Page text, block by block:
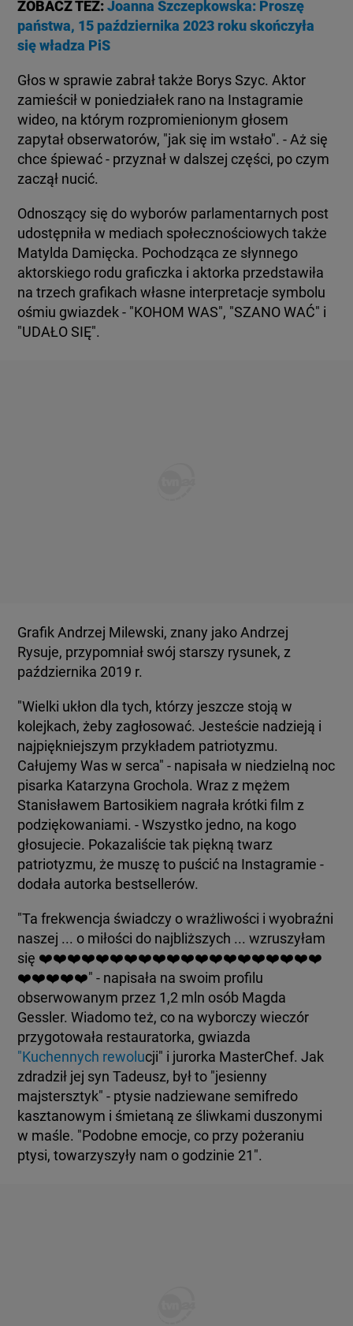
ZOBACZ TEŻ:Joanna Szczepkowska: Proszę
państwa, 15 października 2023 roku skończyła
się władza PiS
Głos w sprawie zabrał także Borys Szyc. Aktor
zamieścił w poniedziałek rano na Instagramie
wideo, na którym rozpromienionym głosem
zapytał obserwatorów, "jak się im wstało". - Aż się
chce śpiewać - przyznał w dalszej części, po czym
zaczął nucić.
Odnoszący się do wyborów parlamentarnych post
udostępniła w mediach społecznościowych także
Matylda Damięcka. Pochodząca ze słynnego
aktorskiego rodu graficzka i aktorka przedstawiła
na trzech grafikach własne interpretacje symbolu
ośmiu gwiazdek - "KOHOM WAS", "SZANO WAĆ" i
"UDAŁO SIĘ".
Grafik Andrzej Milewski, znany jako Andrzej
Rysuje, przypomniał swój starszy rysunek, z
października 2019 r.
"Wielki ukłon dla tych, którzy jeszcze stoją w
kolejkach, żeby zagłosować. Jesteście nadzieją i
najpiękniejszym przykładem patriotyzmu.
Całujemy Was w serca" - napisała w niedzielną noc
pisarka Katarzyna Grochola. Wraz z mężem
Stanisławem Bartosikiem nagrała krótki film z
podziękowaniami. - Wszystko jedno, na kogo
głosujecie. Pokazaliście tak piękną twarz
patriotyzmu, że muszę to puścić na Instagramie -
dodała autorka bestsellerów.
"Ta frekwencja świadczy o wrażliwości i wyobraźni
naszej ... o miłości do najbliższych ... wzruszyłam
się ❤️❤️❤️❤️❤️❤️❤️❤️❤️❤️❤️❤️❤️❤️❤️❤️❤️❤️❤️❤️
❤️❤️❤️❤️❤️" - napisała na swoim profilu
obserwowanym przez 1,2 mln osób Magda
Gessler. Wiadomo też, co na wyborczy wieczór
przygotowała restauratorka, gwiazda
"Kuchennych rewolucji" i jurorka MasterChef. Jak
zdradził jej syn Tadeusz, był to "jesienny
majstersztyk" - ptysie nadziewane semifredo
kasztanowym i śmietaną ze śliwkami duszonymi
w maśle. "Podobne emocje, co przy pożeraniu
ptysi, towarzyszyły nam o godzinie 21".